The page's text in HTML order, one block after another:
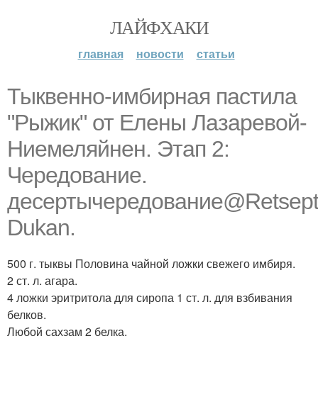
ЛАЙФХАКИ
главная новости статьи
Тыквенно-имбирная пастила
"Рыжик" от Елены Лазаревой-
Ниемеляйнен. Этап 2:
Чередование.
Dukan.
500 г. тыквы Половина чайной ложки свежего имбиря.
2 ст. л. агара.
4 ложки эритритола для сиропа 1 ст. л. для взбивания
белков.
Любой сахзам 2 белка.